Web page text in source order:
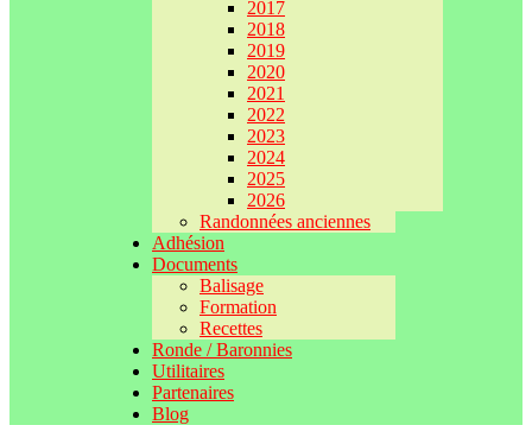
2017
2018
2019
2020
2021
2022
2023
2024
2025
2026
Randonnées anciennes
Adhésion
Documents
Balisage
Formation
Recettes
Ronde / Baronnies
Utilitaires
Partenaires
Blog